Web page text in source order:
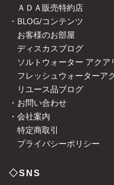
ＡＤＡ販売特約店
・BLOG/コンテンツ
お客様のお部屋
ディスカスブログ
ソルトウォーター アクア
フレッシュウォーターア
リユース品ブログ
・お問い合わせ
・会社案内
特定商取引
プライバシーポリシー
◇SNS